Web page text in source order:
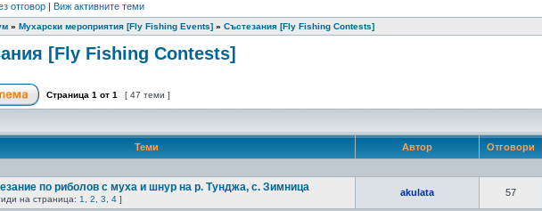
отговор| Виж активните теми
» Мухарски мероприятия [Fly Fishing Events]» Състезания [Fly Fishing Contests]
[Fly Fishing Contests]
Страница 1 от 1 [ 47 теми ]
Теми Автор Отговори
по риболов с муха и шнур на р. Тунджа, с. Зимница
на страница: 1 2 3 4]
akulata 57